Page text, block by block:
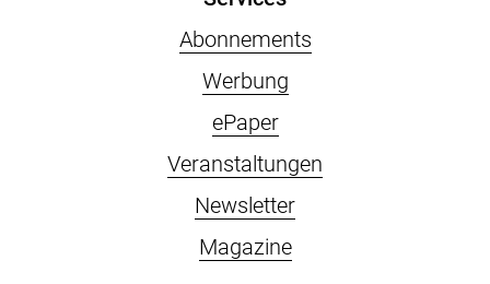
Abonnements
Werbung
ePaper
Veranstaltungen
Newsletter
Magazine